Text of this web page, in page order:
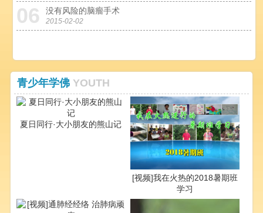
06 没有风险的脑瘤手术
2015-02-02
青少年学佛YOUTH
夏日同行·大小朋友的熊山记
[视频]我在火热的2018暑期班
学习